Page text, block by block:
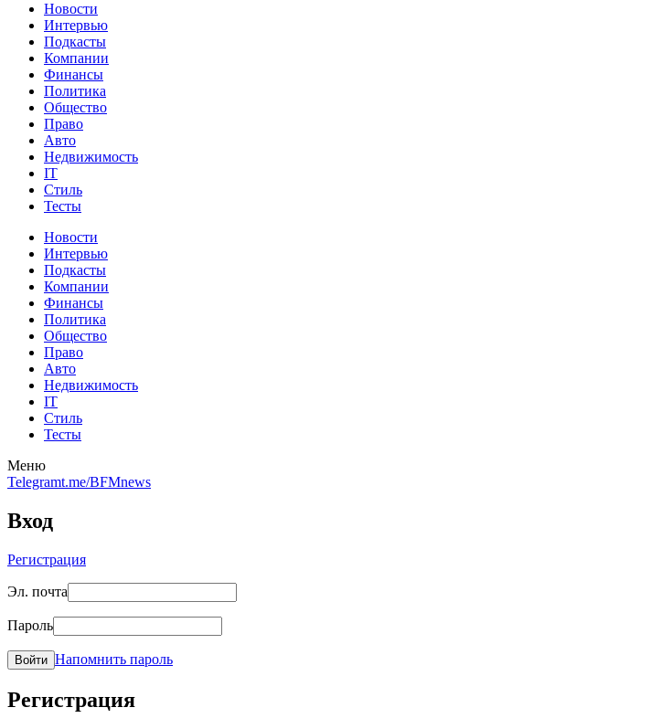
Новости
Интервью
Подкасты
Компании
Финансы
Политика
Общество
Право
Авто
Недвижимость
IT
Стиль
Тесты
Новости
Интервью
Подкасты
Компании
Финансы
Политика
Общество
Право
Авто
Недвижимость
IT
Стиль
Тесты
Меню
Telegramt.me/BFMnews
Вход
Регистрация
Эл. почта
Пароль
Войти Напомнить пароль
Регистрация